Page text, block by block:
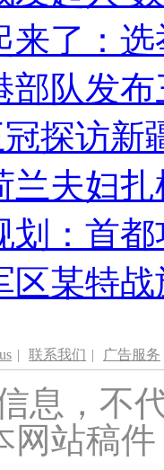
来了：
部队发
探访新
兰夫妇
划：首
区某特
| 联系我们 | 广告服务
息，不
网站稿